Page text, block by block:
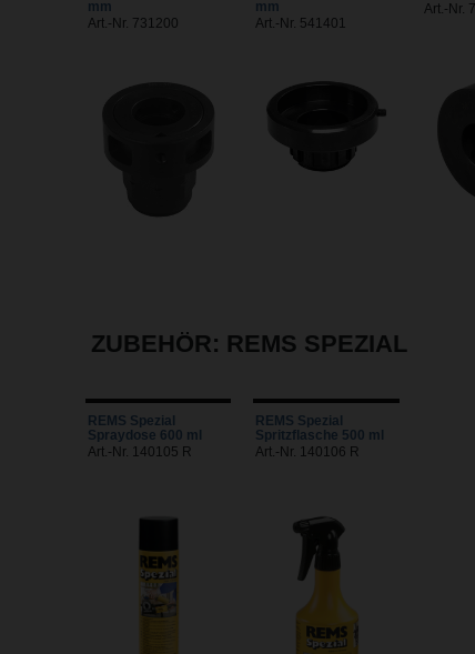
mm
Art.-Nr. 731200
mm
Art.-Nr. 541401
Art.-Nr.
ZUBEHÖR: REMS SPEZIAL
REMS Spezial
Spraydose 600 ml
Art.-Nr. 140105 R
REMS Spezial
Spritzflasche 500 ml
Art.-Nr. 140106 R